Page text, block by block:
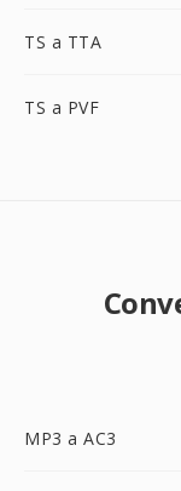
TS a TTA
TS a PVF
MP3 a AC3